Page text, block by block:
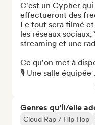
C'est un Cypher
effectueront des
Le tout sera filmé
les réseaux
streaming et une
Ce qu'on met à
🎙️ Une salle équipée
Genres qu’il/elle
Cloud Rap / Hip Hop